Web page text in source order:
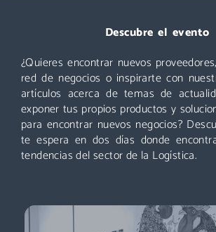
Descubre el evento
¿Quieres encontrar nuevos
red de negocios o inspirarte con
artículos acerca de temas de
exponer tus propios productos y
para encontrar nuevos negocios?
te espera en dos días donde
tendencias del sector de la Logística.
Visitar
Un evento que no puedes perderte: miles
acuden cada año a Logistics & Automation,
fuera. ¡Conoce nuevos proveedores, descubre
y asiste a las mejores
Descubre más